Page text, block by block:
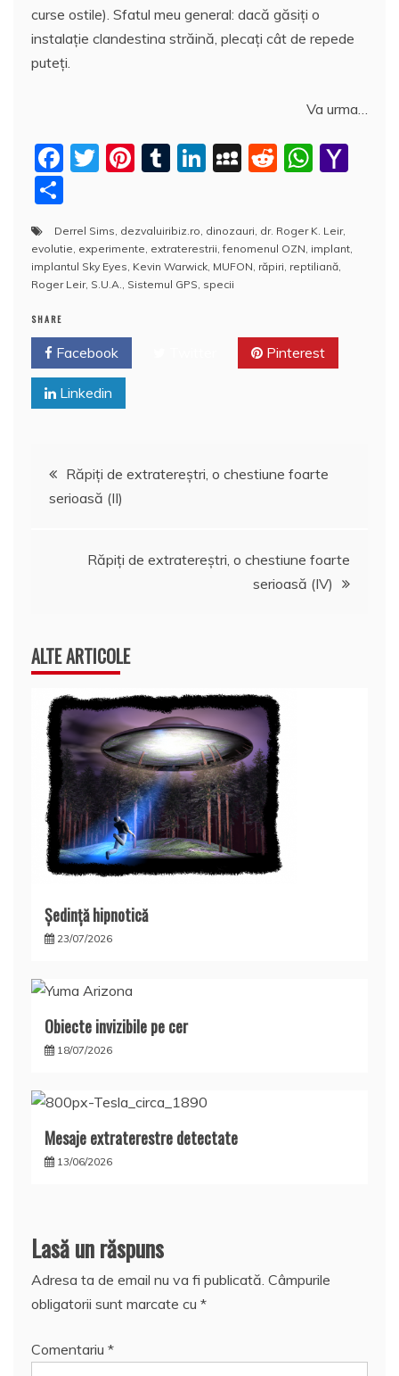
curse ostile). Sfatul meu general: dacă găsiți o
instalație clandestina străină, plecați cât de repede
puteți.
Va urma…
F
e
b
o
o
k
T
er
Pi
e
st
T
bl
r
Li
e
dI
n
M
p
a
e
R
di
t
W
s
A
p
o
rt
aj
a
z
ă
Derrel Sims dezvaluiribiz.ro dinozauri dr. Roger K. Leir,
evolutie experimente extraterestrii ,fenomenul OZN implant
implantul Sky Eyes Kevin Warwick MUFON răpiri reptiliană
Roger Leir, S.U.A. Sistemul GPS specii
SHARE
Facebook Pinterest
Linkedin
Navigare
în
articole
Răpiți de extratereștri, o chestiune foarte
serioasă (II)
Răpiți de extratereștri, o chestiune foarte
serioasă (IV)
ALTE ARTICOLE
Şedinţă hipnotică
23/07/2026
Obiecte invizibile pe cer
18/07/2026
Mesaje extraterestre detectate
13/06/2026
Lasă un răspuns
Adresa ta de email nu va fi publicată. Câmpurile
obligatorii sunt marcate cu *
Comentariu *